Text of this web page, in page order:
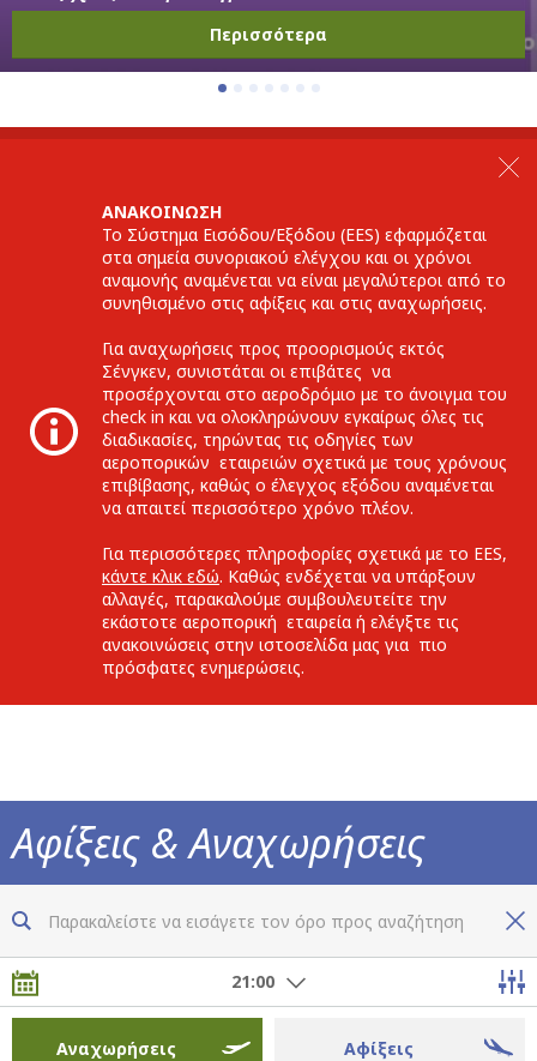
Περισσότερα
ANAKOINΩΣΗ
Το Σύστημα Εισόδου/Εξόδου (EES) εφαρμόζεται
στα σημεία συνοριακού ελέγχου και οι χρόνοι
αναμονής αναμένεται να είναι μεγαλύτεροι από το
συνηθισμένο στις αφίξεις και στις αναχωρήσεις.
Για αναχωρήσεις προς προορισμούς εκτός
Σένγκεν, συνιστάται οι επιβάτες να
προσέρχονται στο αεροδρόμιο με το άνοιγμα του
check in και να ολοκληρώνουν εγκαίρως όλες τις
διαδικασίες, τηρώντας τις οδηγίες των
αεροπορικών εταιρειών σχετικά με τους χρόνους
επιβίβασης, καθώς ο έλεγχος εξόδου αναμένεται
να απαιτεί περισσότερο χρόνο πλέον.
Για περισσότερες πληροφορίες σχετικά με το EES,
κάντε κλικ εδώ. Καθώς ενδέχεται να υπάρξουν
αλλαγές, παρακαλούμε συμβουλευτείτε την
εκάστοτε αεροπορική εταιρεία ή ελέγξτε τις
ανακοινώσεις στην ιστοσελίδα μας για πιο
πρόσφατες ενημερώσεις.
Αφίξεις & Αναχωρήσεις
Τώρα ξέρετε τα πάντα για όλες τις πτήσεις
Αναχωρήσεις Αφίξεις
21:00